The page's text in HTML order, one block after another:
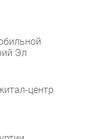
Эл
центр